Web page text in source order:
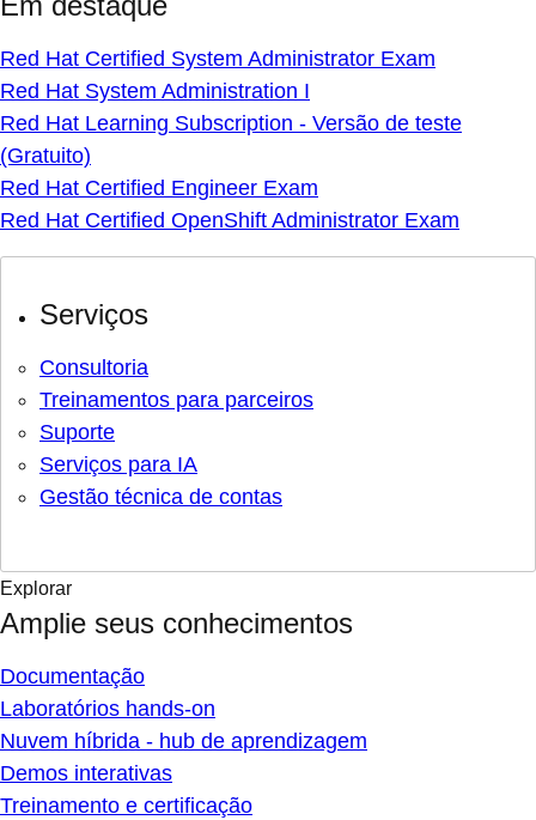
Red Hat Certified System Administrator Exam
Red Hat System Administration I
Red Hat Learning Subscription - Versão de teste
(Gratuito)
Red Hat Certified Engineer Exam
Red Hat Certified OpenShift Administrator Exam
Serviços
Consultoria
Treinamentos para parceiros
Suporte
Serviços para IA
Gestão técnica de contas
Explorar
Amplie seus conhecimentos
Documentação
Laboratórios hands-on
Nuvem híbrida - hub de aprendizagem
Demos interativas
Treinamento e certificação